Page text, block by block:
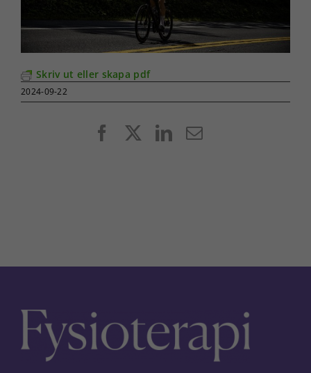
Skriv ut eller skapa pdf
2024-09-22
FacebookLinkedIn
E-